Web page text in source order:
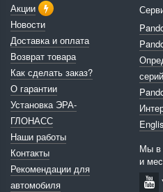
Акции
Новости
Доставка и оплата
Возврат товара
Как сделать заказ?
О гарантии
Установка ЭРА-
ГЛОНАСС
Наши работы
Контакты
Рекомендации для
автомобиля
Мы в
и